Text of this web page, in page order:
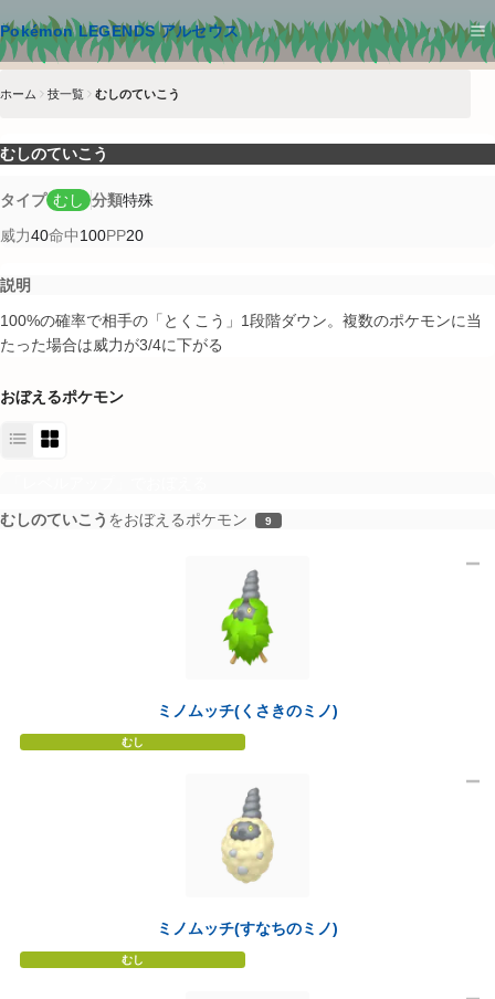
Pokémon LEGENDS アルセウス
メインコンテンツへスキップ
ホーム 技一覧 むしのていこう
むしのていこう
タイプ むし 分類特殊
威力40命中100PP20
説明
100%の確率で相手の「とくこう」1段階ダウン。複数のポケモンに当
たった場合は威力が3/4に下がる
おぼえるポケモン
むしのていこう をおぼえるポケモン 9
ミノムッチ(くさきのミノ)
むし
ミノムッチ(すなちのミノ)
むし